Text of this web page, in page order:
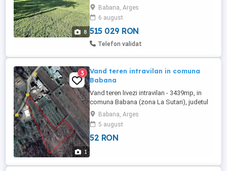
8
este pe lemne (soba). Apa este din izvor
captat in curte, la 100 m distanta de casa.
Canalizarea in ...
Babana, Arges
6 august
515 029 RON
Telefon validat
1
3
Vand teren intravilan in comuna
Babana
Vand teren livezi intravilan - 3439mp, in
comuna Babana (zona La Sutari), judetul
Arges. Bonus -teren 500mp in apropiere!
Babana, Arges
5 august
52 RON